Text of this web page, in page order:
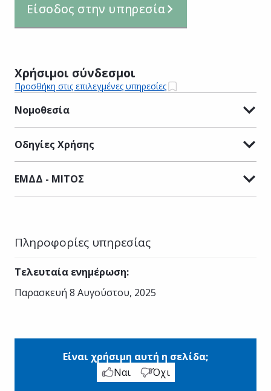
Είσοδος στην υπηρεσία
Χρήσιμοι σύνδεσμοι
Προσθήκη στις επιλεγμένες υπηρεσίες
Νομοθεσία
Οδηγίες Χρήσης
ΕΜΔΔ - ΜΙΤΟΣ
Πληροφορίες υπηρεσίας
Τελευταία ενημέρωση:
Παρασκευή 8 Αυγούστου, 2025
Είναι χρήσιμη αυτή η σελίδα;
Ναι
Όχι